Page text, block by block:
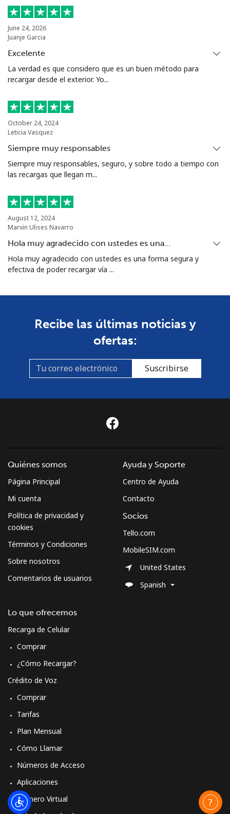
June 24, 2026
Juanje Garcia
Excelente
La verdad es que considero que es un buen método para
recargar desde el exterior. Yo...
October 24, 2024
Leticia Vasquez
Siempre muy responsables
Siempre muy responsables, seguro, y sobre todo a tiempo con
las recargas que llegan m...
August 12, 2024
Marvin Ulises Navarro
Hola muy agradecido con ustedes es una…
Hola muy agradecido con ustedes es una forma segura y
efectiva de poder recargar vía ...
Recibe las últimas noticias y
ofertas:
Suscribirse
Quiénes somos
Página Principal
Mi cuenta
Política de privacidad y
cookies
Términos y Condiciones
Sobre nosotros
Comentarios de usuarios
Lo que ofrecemos
Recarga de Celular
Comprar
¿Cómo Recargar?
Crédito de Voz
Comprar
Tarifas
Plan Mensual
Cómo Llamar
Números de Acceso
Aplicaciones
Número Virtual
Ayuda y Soporte
Centro de Ayuda
Contacto
Socios
Tello.com
MobileSIM.com
United States
Spanish